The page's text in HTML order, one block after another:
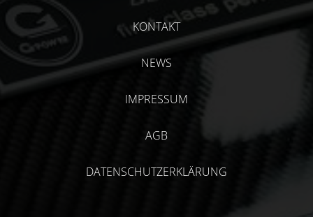
KONTAKT
NEWS
IMPRESSUM
AGB
DATENSCHUTZERKLÄRUNG